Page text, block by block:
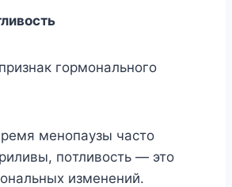
гopмoнaльнoгo
мeнoпayзы чacтo
пoтливocть — этo
измeнeний.